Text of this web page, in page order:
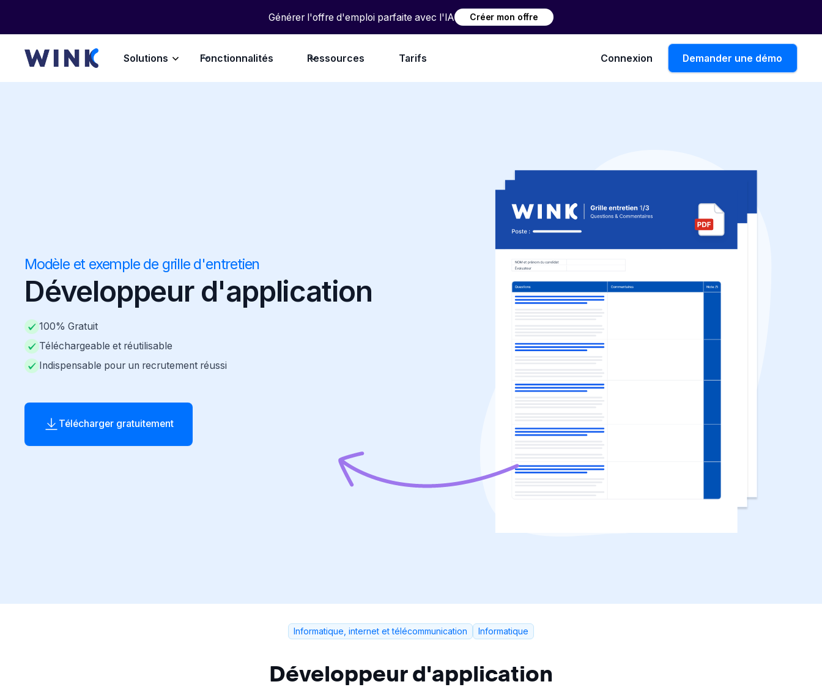
Générer l'offre d'emploi parfaite avec l'IA Créer mon offre
Solutions Fonctionnalités Ressources Tarifs Connexion Demander une démo
Modèle et exemple de grille d'entretien
Développeur d'application
100% Gratuit
Téléchargeable et réutilisable
Indispensable pour un recrutement réussi
Télécharger gratuitement
Informatique, internet et télécommunication Informatique
Développeur d'application